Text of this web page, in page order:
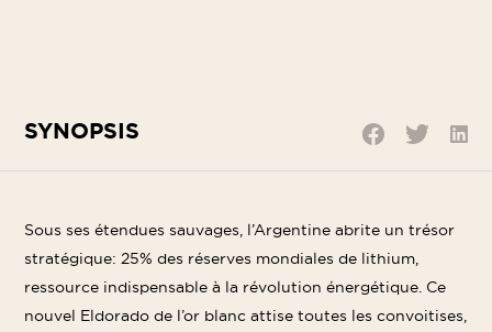
SYNOPSIS
Sous ses étendues sauvages, l’Argentine abrite un trésor
stratégique: 25% des réserves mondiales de lithium,
ressource indispensable à la révolution énergétique. Ce
nouvel Eldorado de l’or blanc attise toutes les convoitises,